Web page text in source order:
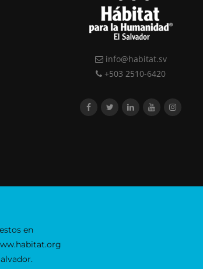
info@habitat.sv
+503 2510-6420
en